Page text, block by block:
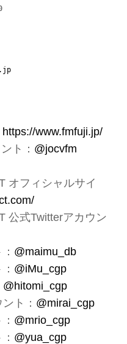
https://www.fmfuji.jp/
ト： @jocvfm
オフィシャルサイ
公式Twitterアカウン
@maimu_db
@iMu_cgp
@hitomi_cgp
ト： @mirai_cgp
@mrio_cgp
@yua_cgp